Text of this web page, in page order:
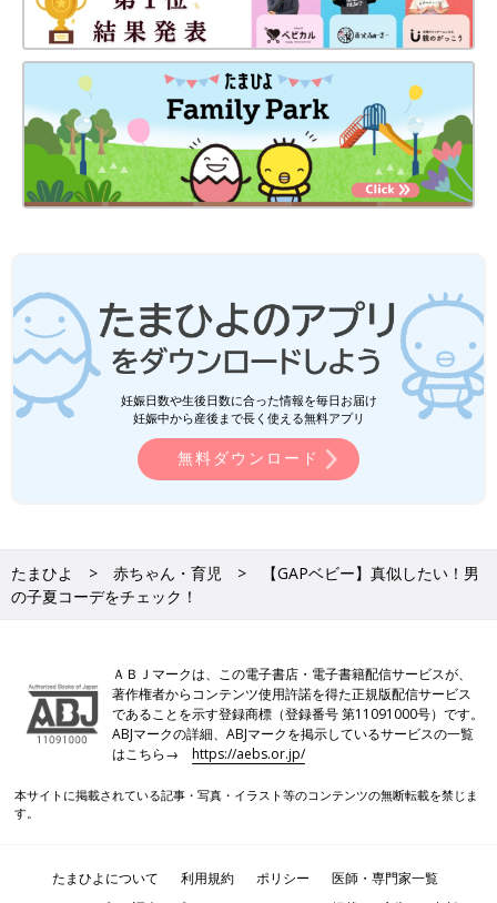
妊娠日数や生後日数に合った情報を毎日お届け
妊娠中から産後まで長く使える無料アプリ
無料ダウンロード
たまひよ 赤ちゃん・育児
【GAPベビー】真似したい！男
の子夏コーデをチェック！
ＡＢＪマークは、この電子書店・電子書籍配信サービスが、
著作権者からコンテンツ使用許諾を得た正規版配信サービス
であることを示す登録商標（登録番号 第11091000号）です。
ABJマークの詳細、ABJマークを掲示しているサービスの一覧
はこちら→https://aebs.or.jp/
本サイトに掲載されている記事・写真・イラスト等のコンテンツの無断転載を禁じま
す。
たまひよについて 利用規約 ポリシー
医師・専門家一覧